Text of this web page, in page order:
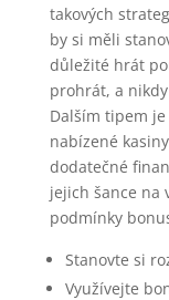
takových
by si měli
důležité hrát
prohrát, a
Dalším tipem
nabízené
dodatečné
jejich šance na
podmínky
Stanovte si
Využívejte